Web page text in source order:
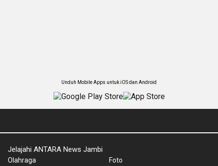
Unduh Mobile Apps untuk iOS dan Android
Jelajahi ANTARA News Jambi
Olahraga
Foto